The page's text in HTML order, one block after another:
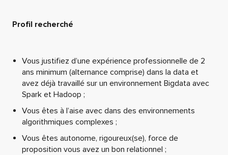
Profil recherché
Vous justifiez d’une expérience professionnelle de 2
ans minimum (alternance comprise) dans la data et
avez déjà travaillé sur un environnement Bigdata avec
Spark et Hadoop ;
Vous êtes à l’aise avec dans des environnements
algorithmiques complexes ;
Vous êtes autonome, rigoureux(se), force de
proposition vous avez un bon relationnel ;